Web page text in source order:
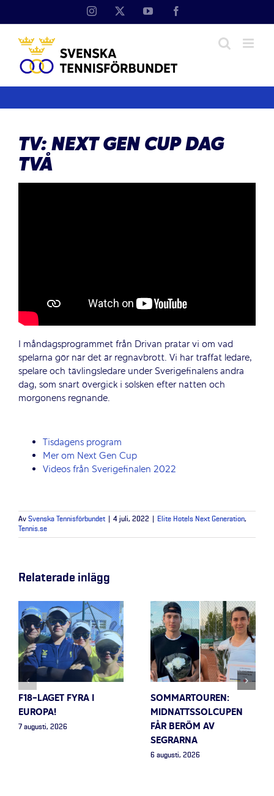
Instagram YouTube
TV: NEXT GEN CUP DAG
TVÅ
I måndagsprogrammet från Drivan pratar vi om vad
spelarna gör när det är regnavbrott. Vi har träffat ledare,
spelare och tävlingsledare under Sverigefinalens andra
dag, som snart övergick i solsken efter natten och
morgonens regnande.
Tisdagens program
Mer om Next Gen Cup
Videos från Sverigefinalen 2022
Av Svenska Tennisförbundet 4 juli, 2022 Elite Hotels Next Generation,
Tennis.se
Relaterade inlägg
F18-LAGET FYRA I
EUROPA!
7 augusti, 2026
SOMMARTOUREN:
MIDNATTSSOLCUPEN
FÅR BERÖM AV
SEGRARNA
6 augusti, 2026